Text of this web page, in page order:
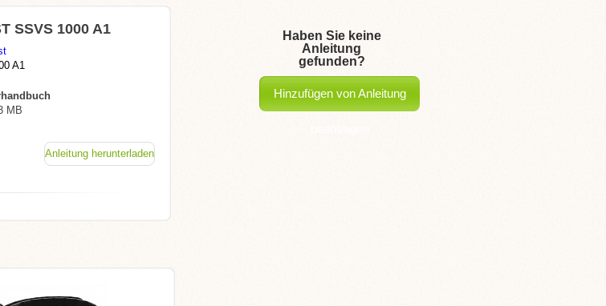
SSVS 1000 A1
A1
MB
Anleitung herunterladen
Haben Sie keine
Anleitung
gefunden?
Hinzufügen von Anleitung